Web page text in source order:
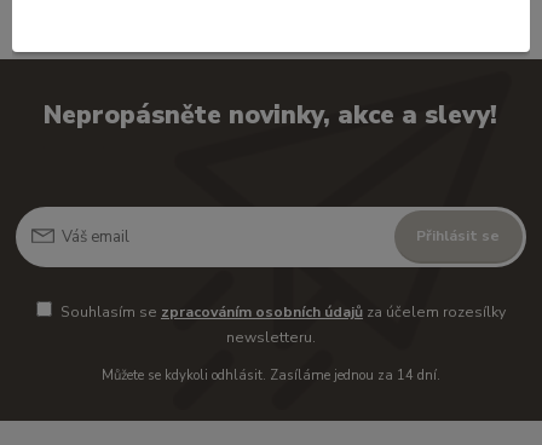
Nepropásněte novinky, akce a slevy!
Přihlásit se
Souhlasím se zpracováním osobních údajůza účelem rozesílky
newsletteru.
Můžete se kdykoli odhlásit. Zasíláme jednou za 14 dní.